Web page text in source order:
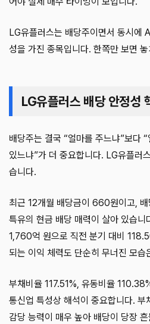
LG유플러스는 배당주이면서 동시에
성을 가진 종목입니다. 한쪽만 보면
LG유플러스 배당 안정성
배당주는 결국 “얼마를 주느냐”보다
있느냐”가 더 중요합니다. LG유플러
습니다.
최근 12개월 배당금이 660원이고,
특유의 현금 배당 매력이 살아 있습니
1,760억 원으로 직전 분기 대비
되는 이익 체력도 단순히 무너진 모습
부채비율 117.51%, 유동비율
통신업 특성상 해석이 중요합니다.
감당 능력이 매우 높아 배당이 당장